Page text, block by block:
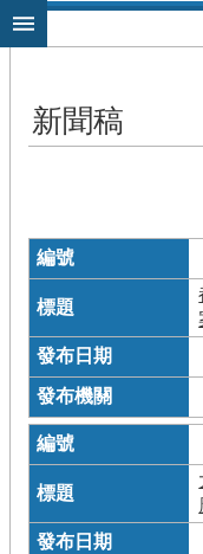
跳到主要內容區塊
新聞稿